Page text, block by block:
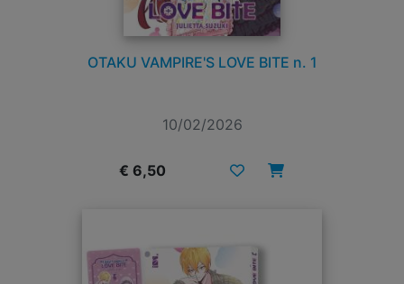
OTAKU VAMPIRE'S LOVE BITE n. 1
10/02/2026
€ 6,50